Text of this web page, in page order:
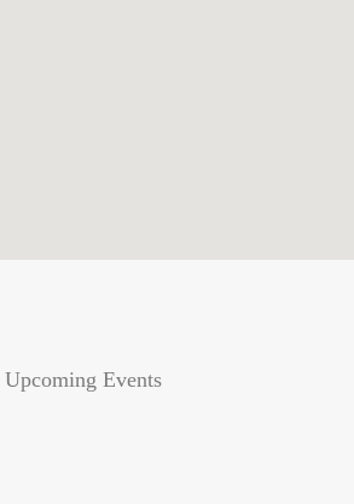
Upcoming Events